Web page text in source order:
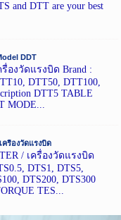
and DTT are your best
DDT
รื่องวัดแรงบิด Brand :
DTT50, DTT100,
DTT5 TABLE
MODE...
ครื่องวัดแรงบิด
/ เครื่องวัดแรงบิด
DTS1, DTS5,
DTS200, DTS300
TES...